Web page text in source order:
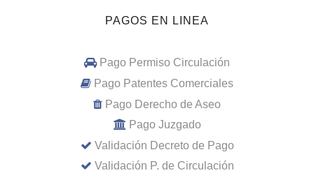
PAGOS EN LINEA
Pago Permiso Circulación
Pago Patentes Comerciales
Pago Derecho de Aseo
Pago Juzgado
Validación Decreto de Pago
Validación P. de Circulación